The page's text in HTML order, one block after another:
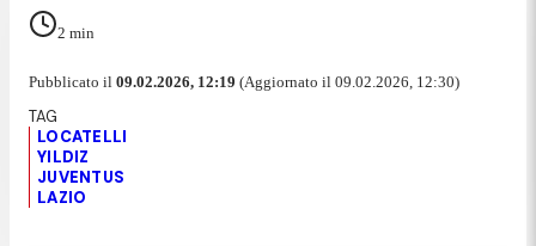
2 min
Pubblicato il 09.02.2026, 12:19 (Aggiornato il 09.02.2026, 12:30)
LOCATELLI
YILDIZ
JUVENTUS
LAZIO